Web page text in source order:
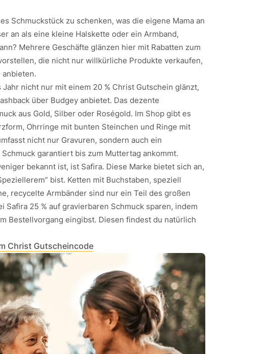
Schmuckstück zu schenken, was die eigene Mama an
an als eine kleine Halskette oder ein Armband,
Mehrere Geschäfte glänzen hier mit Rabatten zum
die nicht nur willkürliche Produkte verkaufen,
anbieten.
nicht nur mit einem 20 % Christ Gutschein glänzt,
über Budgey anbietet. Das dezente
aus Gold, Silber oder Roségold. Im Shop gibt es
Ohrringe mit bunten Steinchen und Ringe mit
nicht nur Gravuren, sondern auch ein
garantiert bis zum Muttertag ankommt.
bekannt ist, ist Safira. Diese Marke bietet sich an,
bist. Ketten mit Buchstaben, speziell
recycelte Armbänder sind nur ein Teil des großen
Safira 25 % auf gravierbaren Schmuck sparen, indem
Bestellvorgang eingibst. Diesen findest du natürlich
Christ Gutscheincode